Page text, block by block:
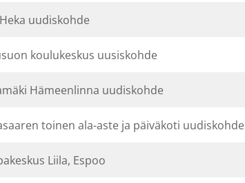
uudiskohde
koulukeskus uusiskohde
Hämeenlinna uudiskohde
toinen ala-aste ja päiväkoti uudiskohde
Liila, Espoo